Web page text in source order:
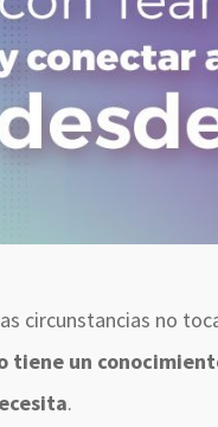
circunstancias no
tiene un
.